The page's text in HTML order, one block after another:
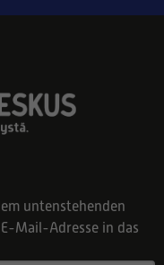
untenstehenden
Mail-Adresse in das